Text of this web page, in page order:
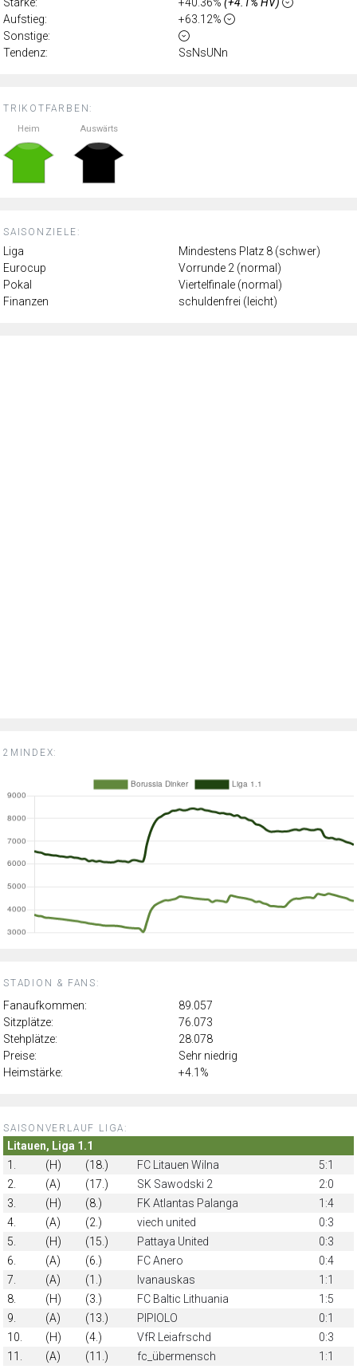
TRIKOTFARBEN:
Heim Auswärts
SAISONZIELE:
Liga
Mindestens Platz 8 (schwer)
Eurocup
Vorrunde 2 (normal)
Pokal
Viertelfinale (normal)
Finanzen
schuldenfrei (leicht)
2MINDEX:
Aufstieg:
+63.12%
Sonstige:
Tendenz:
SsNsUNn
STADION & FANS:
Fanaufkommen:
89.057
Sitzplätze:
76.073
Stehplätze:
28.078
Preise:
Sehr niedrig
Heimstärke:
+4.1%
SAISONVERLAUF LIGA:
Litauen, Liga 1.1
1.
(H) (18.) FC Litauen Wilna
5:1
2.
(A) (17.) SK Sawodski 2
2:0
3.
(H) (8.) FK Atlantas Palanga
1:4
4.
(A) (2.) viech united
0:3
5.
(H) (15.) Pattaya United
0:3
6.
(A) (6.) FC Anero
0:4
7.
(A) (1.) Ivanauskas
1:1
8.
(H) (3.) FC Baltic Lithuania
1:5
9.
(A) (13.) PIPIOLO
0:1
10.
(H) (4.) VfR Leiafrschd
0:3
11.
(A) (11.) fc_übermensch
1:1